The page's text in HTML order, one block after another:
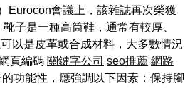
Eurocon會議上，該雜誌再次榮獲
子是一種高筒鞋，通常有較厚、
以是皮革或合成材料，大多數情況
頁編碼 關鍵字公司 seo推薦 網路
功能性，應強調以下因素：保持腳